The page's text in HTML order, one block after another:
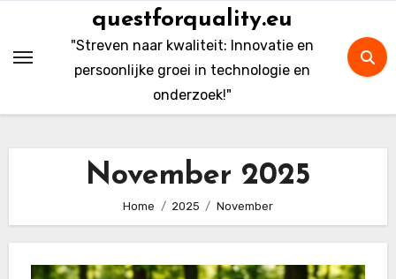
content
questforquality.eu
"Streven naar kwaliteit: Innovatie en
persoonlijke groei in technologie en
onderzoek!"
November 2025
Home 2025 November